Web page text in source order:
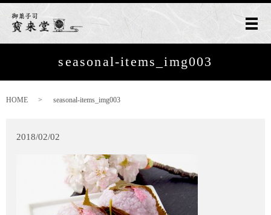
メ
seasonal-items_img003
HOME seasonal-items_img003
2018/02/02